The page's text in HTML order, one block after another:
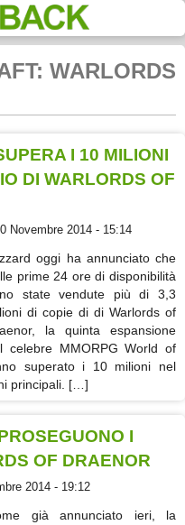
WARLORDS
I 10 MILIONI
DI WARLORDS OF
Novembre 2014 - 15:14
oggi ha annunciato che
prime 24 ore di disponibilità
state vendute più di 3,3
di copie di di Warlords of
la quinta espansione
celebre MMORPG World of
superato i 10 milioni nel
principali. […]
I
OF DRAENOR
2014 - 19:12
già annunciato ieri, la